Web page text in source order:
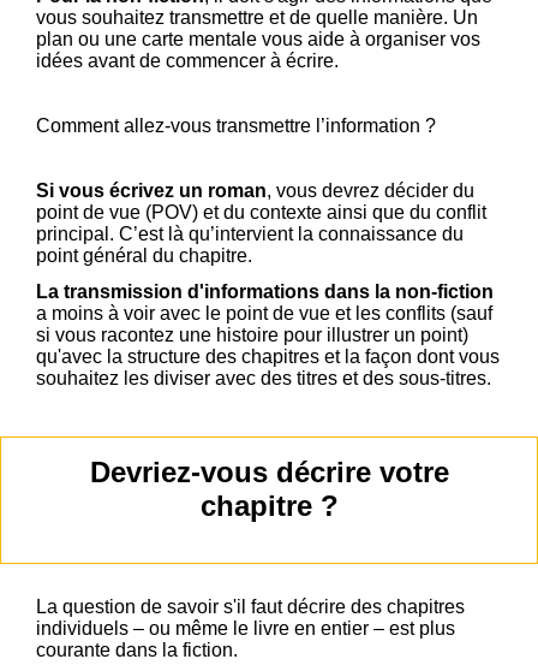
vous souhaitez transmettre et de quelle manière. Un
plan ou une carte mentale vous aide à organiser vos
idées avant de commencer à écrire.
Comment allez-vous transmettre l’information ?
Si vous écrivez un roman, vous devrez décider du
point de vue (POV) et du contexte ainsi que du conflit
principal. C’est là qu’intervient la connaissance du
point général du chapitre.
La transmission d'informations dans la non-fiction
a moins à voir avec le point de vue et les conflits (sauf
si vous racontez une histoire pour illustrer un point)
qu'avec la structure des chapitres et la façon dont vous
souhaitez les diviser avec des titres et des sous-titres.
Devriez-vous décrire votre
chapitre ?
La question de savoir s'il faut décrire des chapitres
individuels – ou même le livre en entier – est plus
courante dans la fiction.